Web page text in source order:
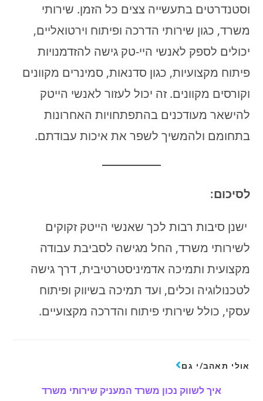
וסטנדרטים בתעשייה צצים כל הזמן. שירותי
משרד, כגון שירותי הדרכה ופיתוח וירטואליים,
יכולים לספק לאנשי היי-טק גישה להזדמנויות
פיתוח מקצועיות, כגון סדנאות, סמינרים מקוונים
וקורסים מקוונים. זה יכול לעזור לאנשי הייטק
להישאר מעודכנים בהתפתחויות האחרונות
בתחומם ולהמשיך לשפר את איכות עבודתם.
לסיכום:
ישנן סיבות רבות לכך שאנשי הייטק זקוקים
לשירותי משרד, החל מגישה לסביבת עבודה
מקצועית ותמיכה אדמיניסטרטיבית, דרך גישה
לטכנולוגיה וכלים, ועד תמיכה בשיווק ופיתוח
עסקי, כולל שירותי פיתוח והדרכה מקצועיים.
אולי תאהב/י גם
איך לשווק נכון משרד המעניק שירותי משרד